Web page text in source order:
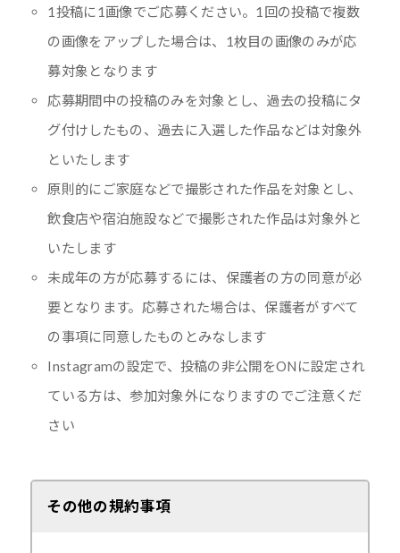
1投稿に1画像でご応募ください。1回の投稿で複数
の画像をアップした場合は、1枚目の画像のみが応
募対象となります
応募期間中の投稿のみを対象とし、過去の投稿にタ
グ付けしたもの、過去に入選した作品などは対象外
といたします
原則的にご家庭などで撮影された作品を対象とし、
飲食店や宿泊施設などで撮影された作品は対象外と
いたします
未成年の方が応募するには、保護者の方の同意が必
要となります。応募された場合は、保護者がすべて
の事項に同意したものとみなします
Instagramの設定で、投稿の非公開をONに設定され
ている方は、参加対象外になりますのでご注意くだ
さい
その他の規約事項